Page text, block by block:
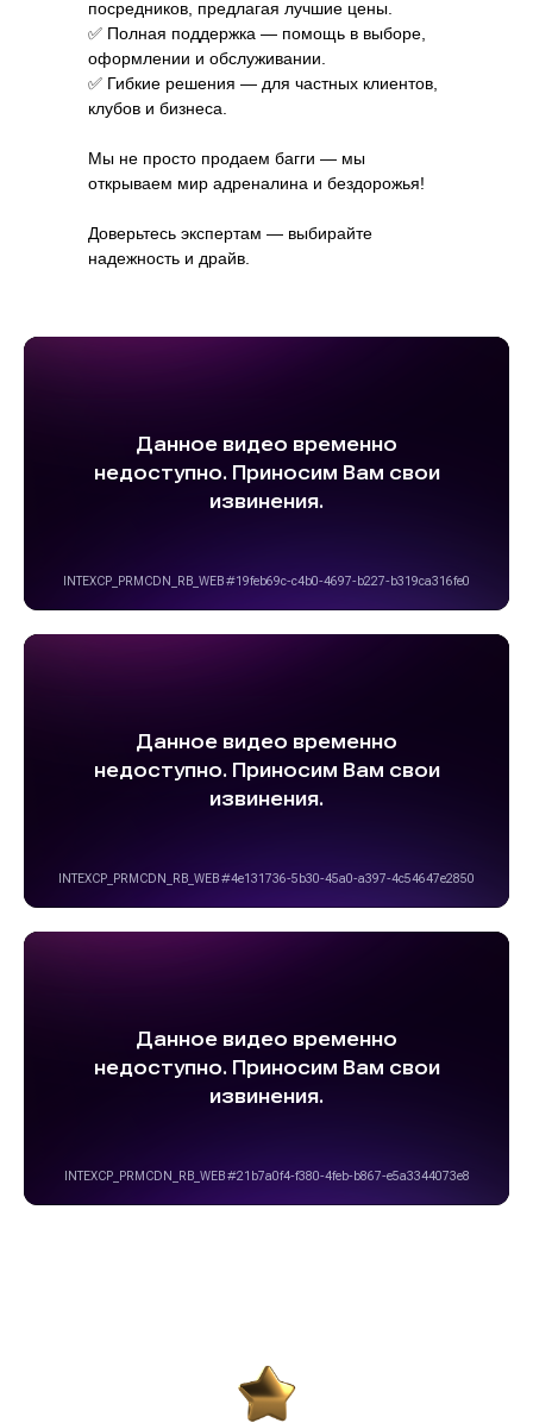
посредников, предлагая лучшие цены.
✅ Полная поддержка — помощь в выборе,
оформлении и обслуживании.
✅ Гибкие решения — для частных клиентов,
клубов и бизнеса.
Мы не просто продаем багги — мы
открываем мир адреналина и бездорожья!
Доверьтесь экспертам — выбирайте
надежность и драйв.